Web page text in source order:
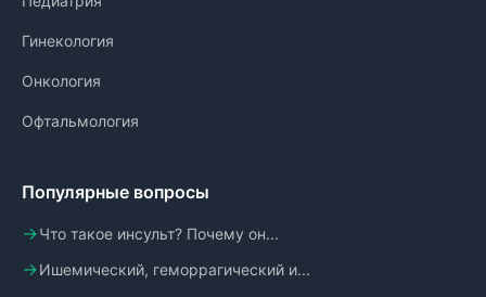
Гинекология
Онкология
Офтальмология
Популярные вопросы
Что такое инсульт? Почему он...
Ишемический, геморрагический и...